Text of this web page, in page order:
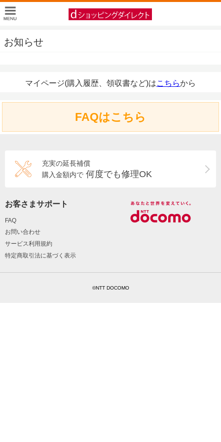
お知らせ
マイページ(購入履歴、領収書など)はこちらから
FAQはこちら
充実の延長補償
購入金額内で 何度でも修理OK
お客さまサポート
FAQ
お問い合わせ
サービス利用規約
特定商取引法に基づく表示
©NTT DOCOMO